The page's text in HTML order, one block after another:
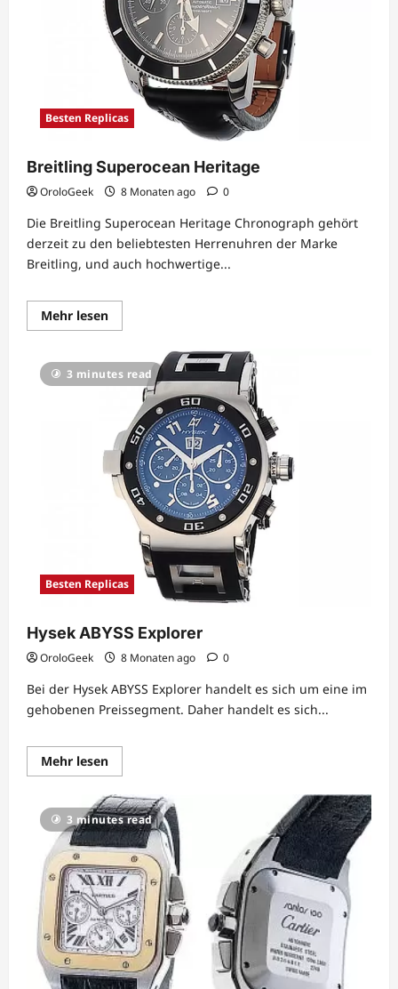
Besten Replicas
Breitling Superocean Heritage
OroloGeek 8 Monaten ago 0
Die Breitling Superocean Heritage Chronograph gehört
derzeit zu den beliebtesten Herrenuhren der Marke
Breitling, und auch hochwertige...
Mehr lesenLesen
Sie
Breitling
Superocean
Heritage
3 minutes read
Besten Replicas
Hysek ABYSS Explorer
OroloGeek 8 Monaten ago 0
Bei der Hysek ABYSS Explorer handelt es sich um eine im
gehobenen Preissegment. Daher handelt es sich...
Mehr lesenLesen
Sie
über
Hysek
ABYSS
Explorer
3 minutes read